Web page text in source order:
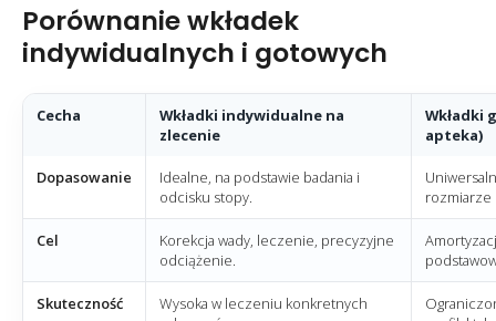
Porównanie wkładek
indywidualnych i gotowych
Cecha
Wkładki indywidualne na
zlecenie
Wkładki
apteka)
Dopasowanie
Idealne, na podstawie badania i
odcisku stopy.
rozmiarze
Cel
Korekcja wady, leczenie, precyzyjne
odciążenie.
Skuteczność
Wysoka w leczeniu konkretnych